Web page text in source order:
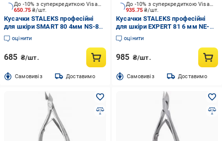
650.75₴/шт.
До -10% з суперкредиткою Visa Вигода
Кусачки STALEKS професійні
для шкіри SMART 80 4мм NS-80-
4
оцінити
685 ₴/шт.
Cамовивіз Доставимо
935.75₴/шт.
До -10% з суперкредиткою Visa Вигода
Кусачки STALEKS професійні
для шкіри EXPERT 81 6 мм NE-
81-6
оцінити
985 ₴/шт.
Cамовивіз Доставимо